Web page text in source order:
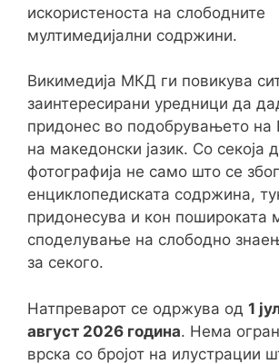
искористеноста на слободните
мултимедијални содржини.
Викимедија МКД ги повикува
заинтересирани уредници да
придонес во подобрувањето на
на македонски јазик. Со секоја
фотографија не само што се
енциклопедиската содржина,
придонесува и кон пошироката
споделување на слободно
за секого.
Натпреварот се одржува од 1
август 2026 година. Нема
врска со бројот на илустрации